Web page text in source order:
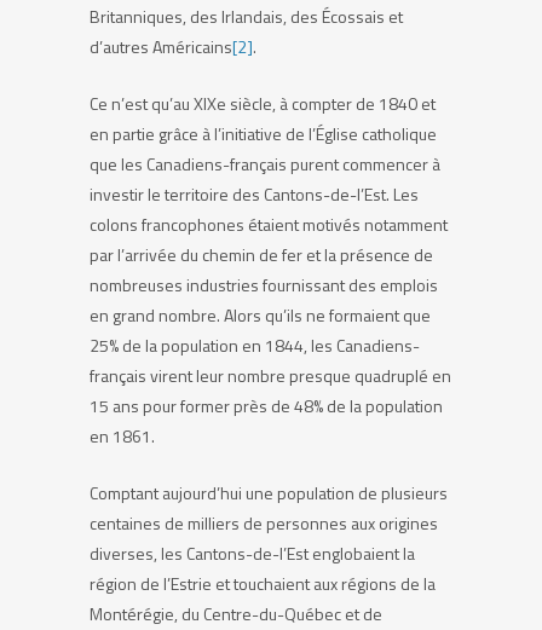
Britanniques, des Irlandais, des Écossais et
d’autres Américains[2].
Ce n’est qu’au XIXe siècle, à compter de 1840 et
en partie grâce à l’initiative de l’Église catholique
que les Canadiens-français purent commencer à
investir le territoire des Cantons-de-l’Est. Les
colons francophones étaient motivés notamment
par l’arrivée du chemin de fer et la présence de
nombreuses industries fournissant des emplois
en grand nombre. Alors qu’ils ne formaient que
25% de la population en 1844, les Canadiens-
français virent leur nombre presque quadruplé en
15 ans pour former près de 48% de la population
en 1861.
Comptant aujourd’hui une population de plusieurs
centaines de milliers de personnes aux origines
diverses, les Cantons-de-l’Est englobaient la
région de l’Estrie et touchaient aux régions de la
Montérégie, du Centre-du-Québec et de